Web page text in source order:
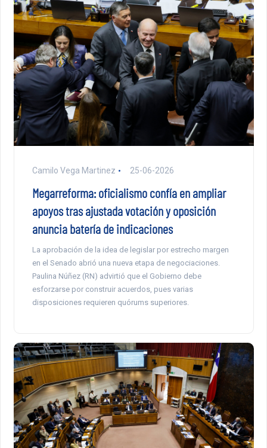
Camilo Vega Martinez 25-06-2026
Megarreforma: oficialismo confía en ampliar
apoyos tras ajustada votación y oposición
anuncia batería de indicaciones
La aprobación de la idea de legislar por estrecho margen
en el Senado abrió una nueva etapa de negociaciones.
Paulina Núñez (RN) advirtió que el Gobierno debe
esforzarse por construir acuerdos, pues varias
disposiciones requieren quórums superiores.